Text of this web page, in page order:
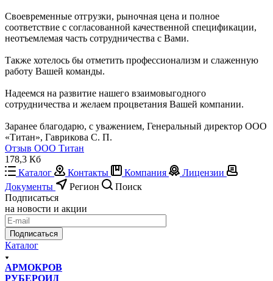
Своевременные отгрузки, рыночная цена и полное
соответствие с согласованной качественной спецификации,
неотъемлемая часть сотрудничества с Вами.
Также хотелось бы отметить профессионализм и слаженную
работу Вашей команды.
Надеемся на развитие нашего взаимовыгодного
сотрудничества и желаем процветания Вашей компании.
Заранее благодарю, с уважением, Генеральный директор ООО
«Титан», Гаврикова С. П.
Отзыв ООО Титан
178,3 Кб
Каталог
Контакты Компания
Лицензии
Документы
Регион
Поиск
Подписаться
на новости и акции
Подписаться
Каталог
АРМОКРОВ
РУБЕРОИД